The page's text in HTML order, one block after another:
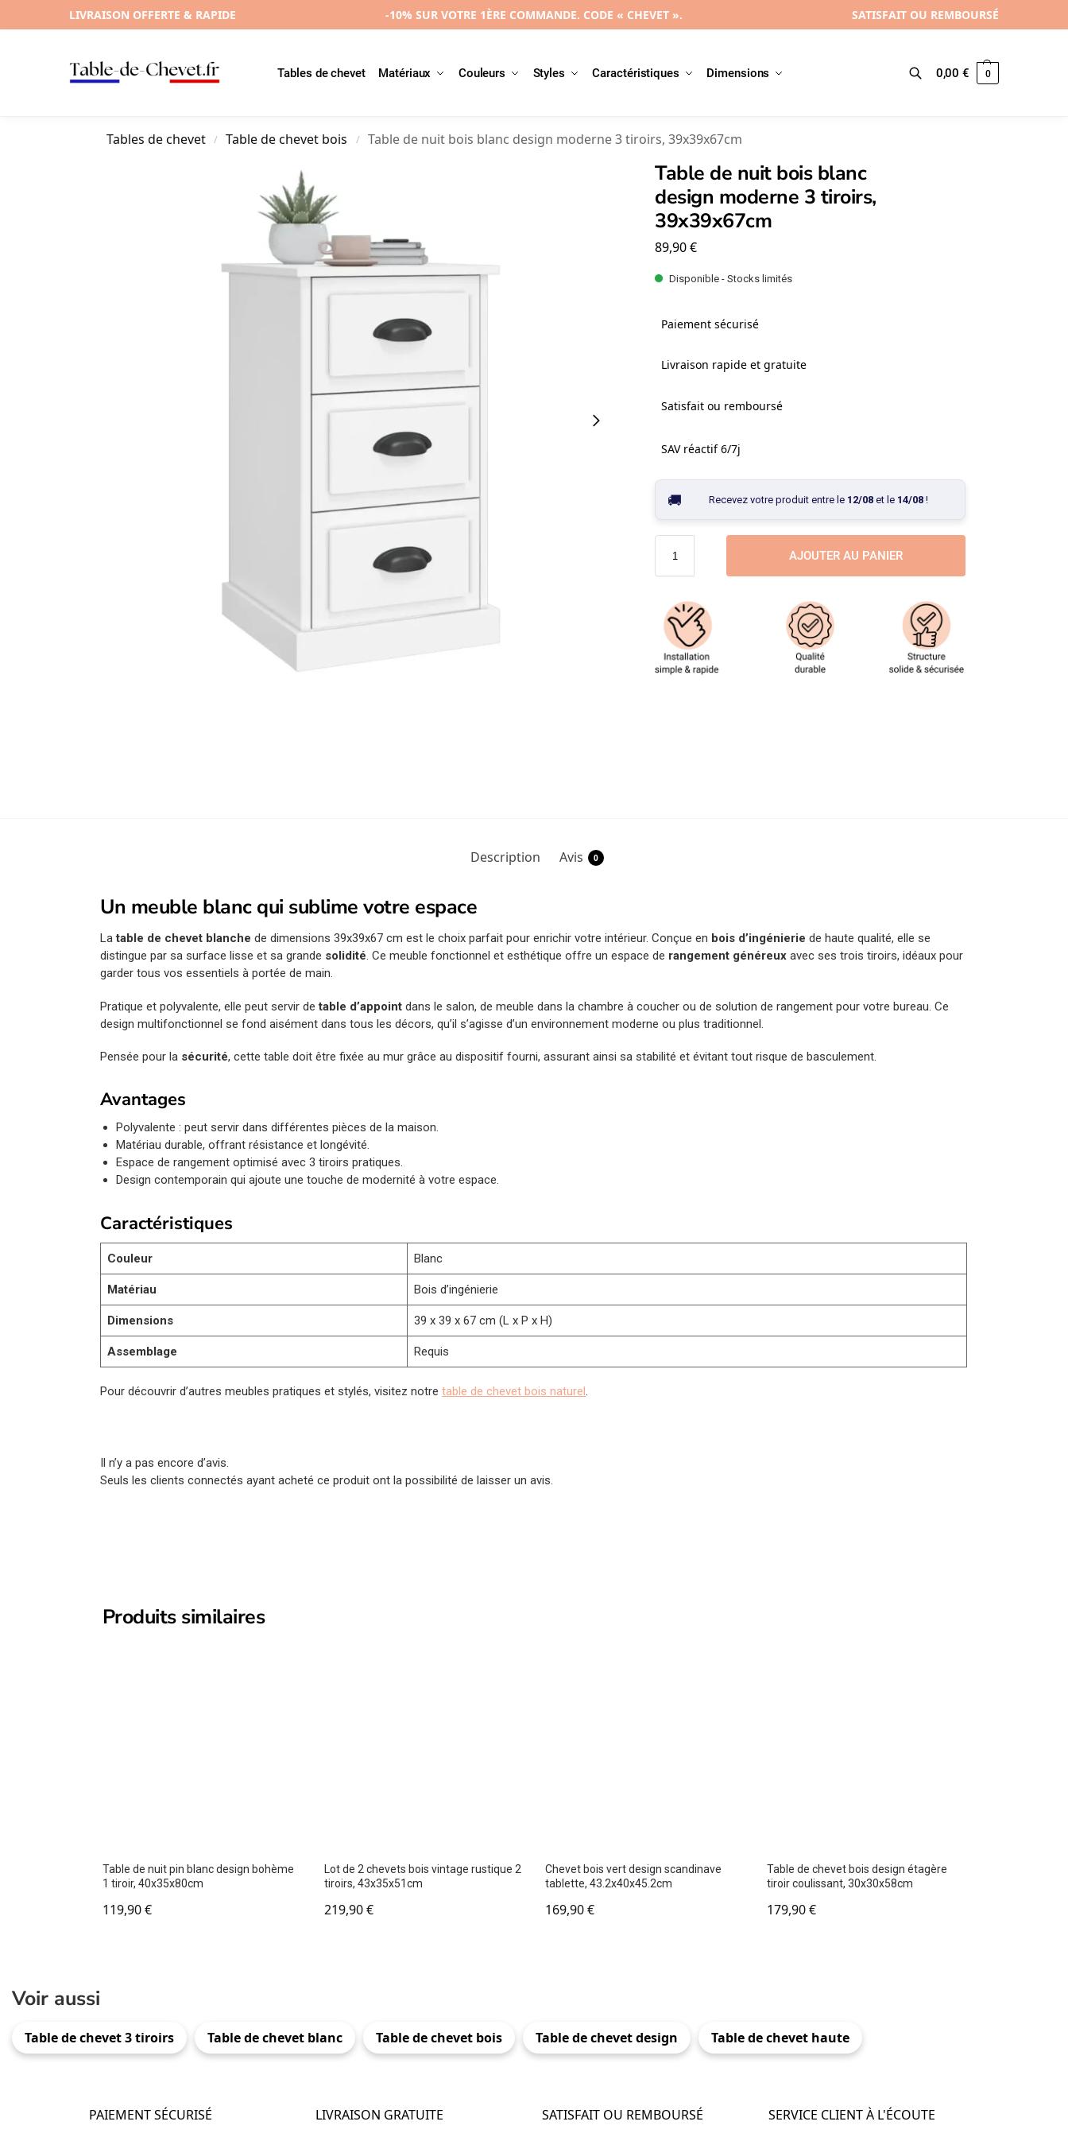
LIVRAISON OFFERTE & RAPIDE -10% SUR VOTRE 1ÈRE COMMANDE. CODE « CHEVET ». SATISFAIT OU REMBOURSÉ
Tables de chevet Matériaux Couleurs Styles Caractéristiques Dimensions
Recherche 0,00€ 0
Tables de chevet / Table de chevet bois / Table de nuit bois blanc design moderne 3 tiroirs, 39x39x67cm
Table de nuit bois blanc
design moderne 3 tiroirs,
39x39x67cm
89,90€
Disponible - Stocks limités
Paiement sécurisé
Livraison rapide et gratuite
Satisfait ou remboursé
SAV réactif 6/7j
Recevez votre produit entre le 12/08et le 14/08!
AJOUTER AU PANIER
Description Avis 0
Un meuble blanc qui sublime votre espace
Latable de chevet blanche de dimensions 39x39x67 cm est le choix parfait pour enrichir votre intérieur. Conçue en bois d’ingénierie de haute qualité, elle se
distingue par sa surface lisse et sa grande solidité. Ce meuble fonctionnel et esthétique offre un espace de rangement généreux avec ses trois tiroirs, idéaux pour
garder tous vos essentiels à portée de main.
Pratique et polyvalente, elle peut servir detable d’appoint dans le salon, de meuble dans la chambre à coucher ou de solution de rangement pour votre bureau. Ce
design multifonctionnel se fond aisément dans tous les décors, qu’il s’agisse d’un environnement moderne ou plus traditionnel.
Pensée pour la sécurité, cette table doit être fixée au mur grâce au dispositif fourni, assurant ainsi sa stabilité et évitant tout risque de basculement.
Avantages
Polyvalente : peut servir dans différentes pièces de la maison.
Matériau durable, offrant résistance et longévité.
Espace de rangement optimisé avec 3 tiroirs pratiques.
Design contemporain qui ajoute une touche de modernité à votre espace.
Caractéristiques
Couleur Blanc
Matériau Bois d’ingénierie
Dimensions 39 x 39 x 67 cm (L x P x H)
Assemblage Requis
Pour découvrir d’autres meubles pratiques et stylés, visitez notretable de chevet bois naturel.
Il n’y a pas encore d’avis.
Seuls les clients connectés ayant acheté ce produit ont la possibilité de laisser un avis.
Produits similaires
Table de nuit pin blanc design bohème
1 tiroir, 40x35x80cm
119,90€
Lot de 2 chevets bois vintage rustique 2
tiroirs, 43x35x51cm
219,90€
Chevet bois vert design scandinave
tablette, 43.2x40x45.2cm
169,90€
Table de chevet bois design étagère
tiroir coulissant, 30x30x58cm
179,90€
Voir aussi
Table de chevet 3 tiroirs Table de chevet blanc Table de chevet bois Table de chevet design Table de chevet haute
PAIEMENT SÉCURISÉ
LIVRAISON GRATUITE
SATISFAIT OU REMBOURSÉ
SERVICE CLIENT À L'ÉCOUTE